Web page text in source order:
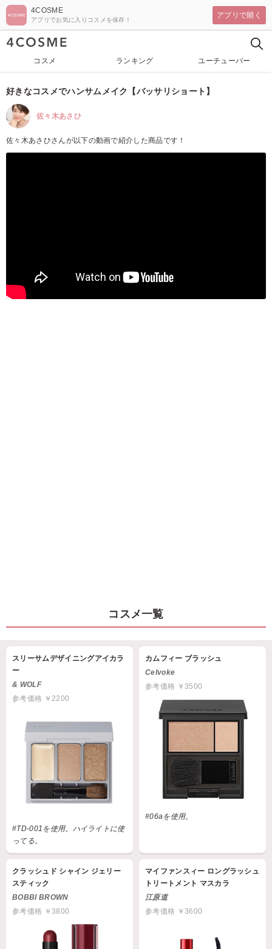
4COSME
アプリでお気に入りコスメを保存！
アプリで開く
コスメ ランキング ユーチューバー
好きなコスメでハンサムメイク【バッサリショート】
佐々木あさひ
佐々木あさひさんが以下の動画で紹介した商品です！
コスメ一覧
スリーサムデザイニングアイカラ
ー
& WOLF
参考価格 ￥2200
#TD-001を使用。ハイライトに使
ってる。
カムフィー ブラッシュ
Celvoke
参考価格 ￥3500
#06aを使用。
クラッシュド シャイン ジェリー
スティック
BOBBI BROWN
参考価格 ￥3800
マイファンスィー ロングラッシュ
トリートメント マスカラ
江原道
参考価格 ￥3600